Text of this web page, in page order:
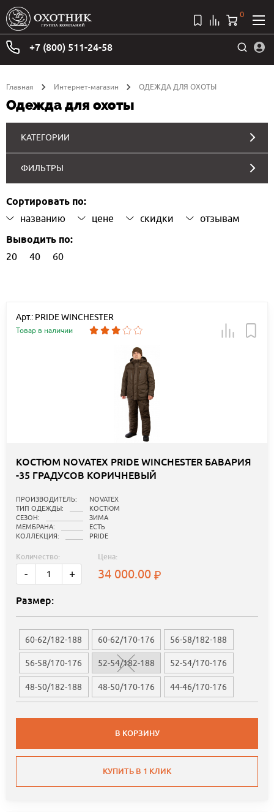
+7 (800) 511-24-58
0
Главная Интернет-магазин ОДЕЖДА ДЛЯ ОХОТЫ
Одежда для охоты
КАТЕГОРИИ
ФИЛЬТРЫ
Сортировать по:
названию цене скидки отзывам
Выводить по:
20 40 60
Арт.: PRIDE WINCHESTER
Товар в наличии
КОСТЮМ NOVATEX PRIDE WINCHESTER БАВАРИЯ
-35 ГРАДУСОВ КОРИЧНЕВЫЙ
ПРОИЗВОДИТЕЛЬ:
NOVATEX
ТИП ОДЕЖДЫ:
КОСТЮМ
СЕЗОН:
ЗИМА
МЕМБРАНА:
ЕСТЬ
КОЛЛЕКЦИЯ:
PRIDE
Количество:
- +
Цена:
34 000.00
Размер:
60-62/182-188 60-62/170-176 56-58/182-188
56-58/170-176 52-54/182-188 52-54/170-176
48-50/182-188 48-50/170-176 44-46/170-176
В КОРЗИНУ
КУПИТЬ В 1 КЛИК